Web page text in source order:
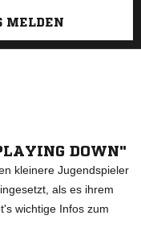
MELDEN
DOWN"
kleinere Jugendspieler
als es ihrem
wichtige Infos zum